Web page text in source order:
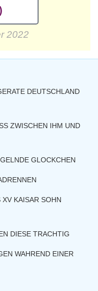
2022
DEUTSCHLAND
ZWISCHEN IHM UND
GLOCKCHEN
KAISAR SOHN
DIESE TRACHTIG
WAHREND EINER